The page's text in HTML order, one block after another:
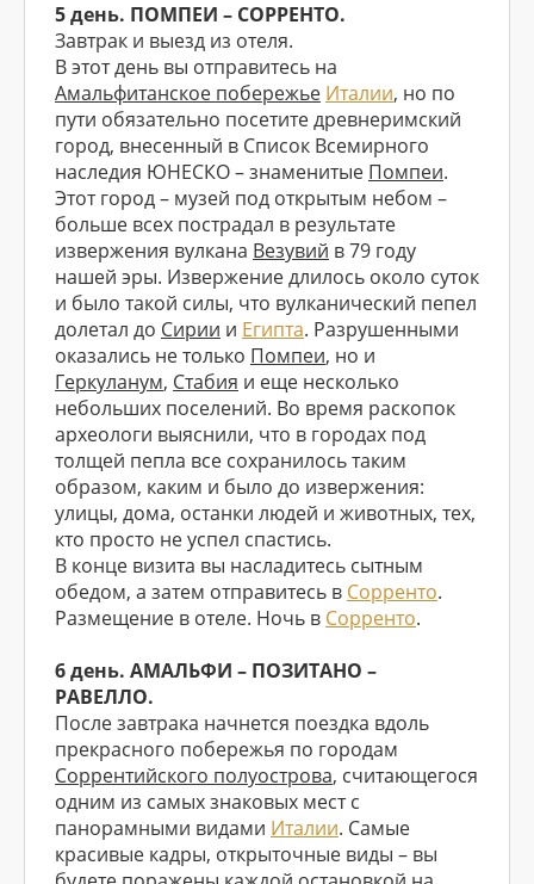
5 день. ПОМПЕИ – СОРРЕНТО.
Завтрак и выезд из отеля.
В этот день вы отправитесь на
Амальфитанское побережье Италии, но по
пути обязательно посетите древнеримский
город, внесенный в Список Всемирного
наследия ЮНЕСКО – знаменитые Помпеи.
Этот город – музей под открытым небом –
больше всех пострадал в результате
извержения вулкана Везувий в 79 году
нашей эры. Извержение длилось около суток
и было такой силы, что вулканический пепел
долетал до Сирии и Египта. Разрушенными
оказались не только Помпеи, но и
Геркуланум, Стабия и еще несколько
небольших поселений. Во время раскопок
археологи выяснили, что в городах под
толщей пепла все сохранилось таким
образом, каким и было до извержения:
улицы, дома, останки людей и животных, тех,
кто просто не успел спастись.
В конце визита вы насладитесь сытным
обедом, а затем отправитесь в Сорренто.
Размещение в отеле. Ночь в Сорренто.
6 день. АМАЛЬФИ – ПОЗИТАНО –
РАВЕЛЛО.
После завтрака начнется поездка вдоль
прекрасного побережья по городам
Соррентийского полуострова, считающегося
одним из самых знаковых мест с
панорамными видами Италии. Самые
красивые кадры, открыточные виды – вы